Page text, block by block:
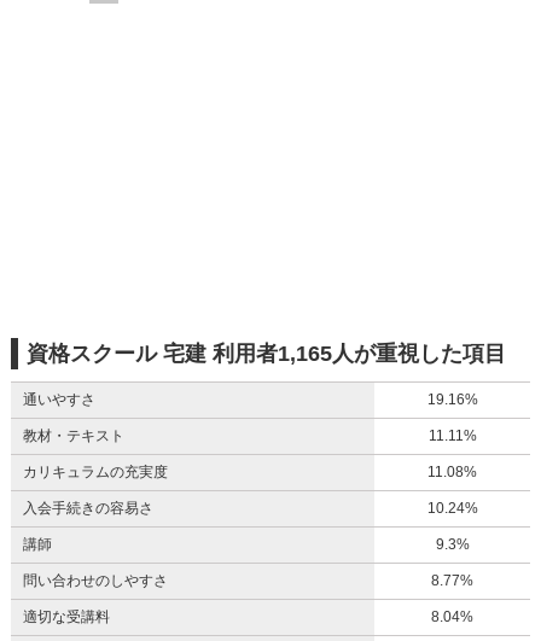
資格スクール 宅建 利用者1,165人が重視した項目
通いやすさ 19.16%
教材・テキスト 11.11%
カリキュラムの充実度 11.08%
入会手続きの容易さ 10.24%
講師 9.3%
問い合わせのしやすさ 8.77%
適切な受講料 8.04%